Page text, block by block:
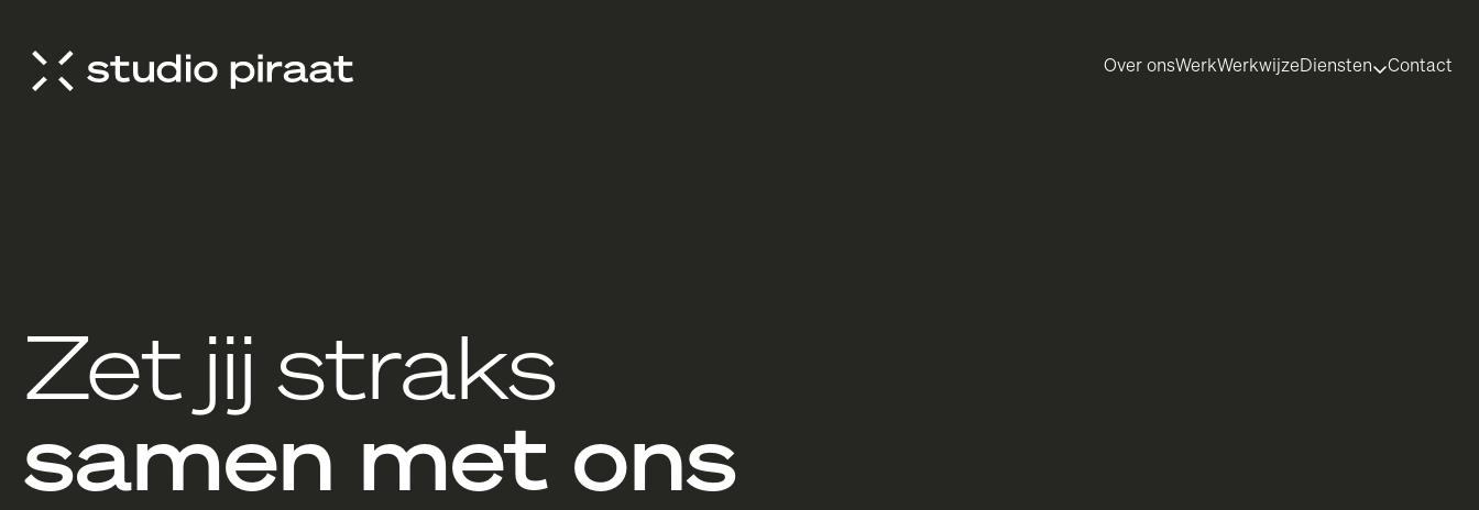
Over onsWerkWerkwijzeDiensten Contact
Zet jij straks
samen met ons